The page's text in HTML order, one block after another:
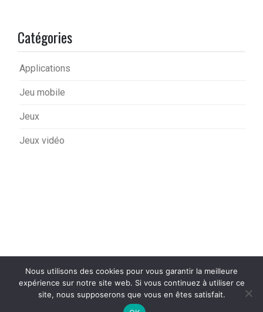
Catégories
Applications
Jeu mobile
Jeux
Jeux vidéo
Nous utilisons des cookies pour vous garantir la meilleure
expérience sur notre site web. Si vous continuez à utiliser ce
site, nous supposerons que vous en êtes satisfait.